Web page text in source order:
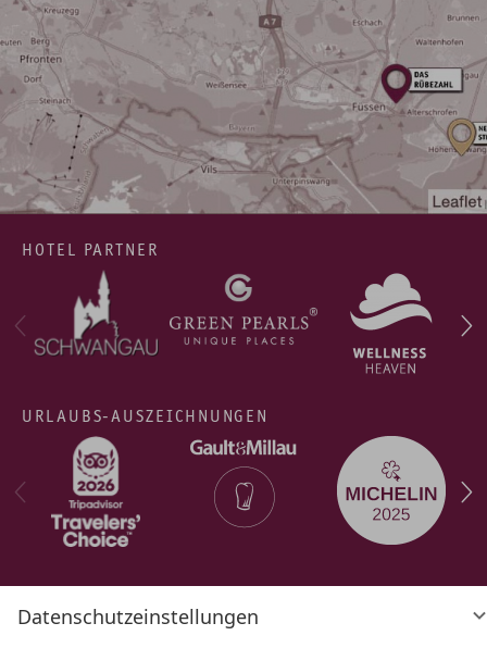
Datenschutzeinstellungen
HOTEL PARTNER
URLAUBS-AUSZEICHNUNGEN
AGB Datenschutz